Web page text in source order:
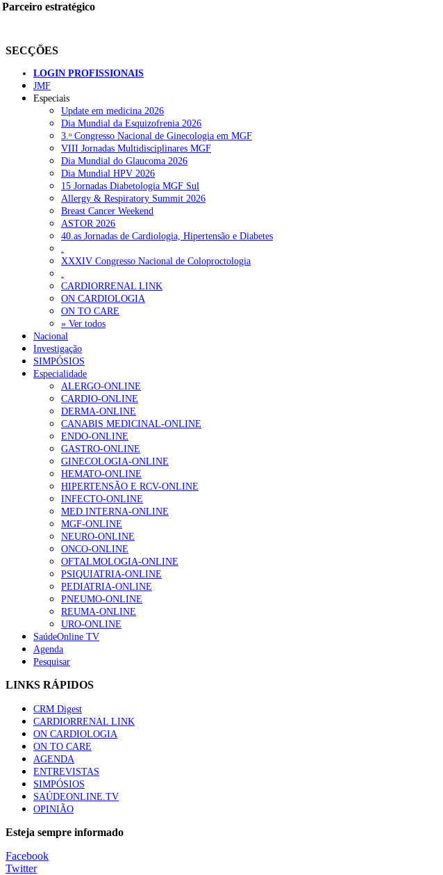
Parceiro estratégico
SECÇÕES
LOGIN PROFISSIONAIS
JMF
Especiais
Update em medicina 2026
Dia Mundial da Esquizofrenia 2026
3.ᵒ Congresso Nacional de Ginecologia em MGF
VIII Jornadas Multidisciplinares MGF
Dia Mundial do Glaucoma 2026
Dia Mundial HPV 2026
15 Jornadas Diabetologia MGF Sul
Allergy & Respiratory Summit 2026
Breast Cancer Weekend
ASTOR 2026
40.as Jornadas de Cardiologia, Hipertensão e Diabetes
.
XXXIV Congresso Nacional de Coloproctologia
.
CARDIORRENAL LINK
ON CARDIOLOGIA
ON TO CARE
» Ver todos
Nacional
Investigação
SIMPÓSIOS
Especialidade
ALERGO-ONLINE
CARDIO-ONLINE
DERMA-ONLINE
CANABIS MEDICINAL-ONLINE
ENDO-ONLINE
GASTRO-ONLINE
GINECOLOGIA-ONLINE
HEMATO-ONLINE
HIPERTENSÃO E RCV-ONLINE
INFECTO-ONLINE
MED.INTERNA-ONLINE
MGF-ONLINE
NEURO-ONLINE
ONCO-ONLINE
OFTALMOLOGIA-ONLINE
PSIQUIATRIA-ONLINE
PEDIATRIA-ONLINE
PNEUMO-ONLINE
REUMA-ONLINE
URO-ONLINE
SaúdeOnline TV
Agenda
Pesquisar
LINKS RÁPIDOS
CRM Digest
CARDIORRENAL LINK
ON CARDIOLOGIA
ON TO CARE
AGENDA
ENTREVISTAS
SIMPÓSIOS
SAÚDEONLINE.TV
OPINIÃO
Esteja sempre informado
Facebook
Twitter